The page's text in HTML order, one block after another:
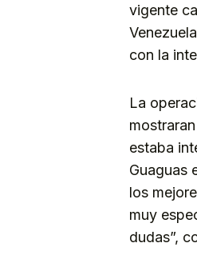
vigente
con la
La
estaba
Guaguas
los
muy
dudas”,